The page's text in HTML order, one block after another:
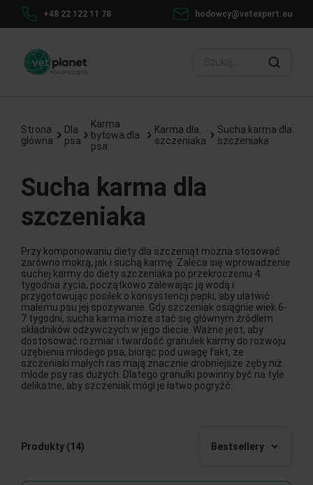
+48 22 122 11 78 hodowcy@vetexpert.eu
Strona
główna
Dla
psa
Karma
bytowa dla
psa
Karma dla
szczeniaka
Sucha karma dla
szczeniaka
Sucha karma dla
szczeniaka
Przy komponowaniu diety dla szczeniąt można stosować
zarówno mokrą, jak i suchą karmę. Zaleca się wprowadzenie
suchej karmy do diety szczeniaka po przekroczeniu 4.
tygodnia życia, początkowo zalewając ją wodą i
przygotowując posiłek o konsystencji papki, aby ułatwić
małemu psu jej spożywanie. Gdy szczeniak osiągnie wiek 6-
7 tygodni, sucha karma może stać się głównym źródłem
składników odżywczych w jego diecie. Ważne jest, aby
dostosować rozmiar i twardość granulek karmy do rozwoju
uzębienia młodego psa, biorąc pod uwagę fakt, że
szczeniaki małych ras mają znacznie drobniejsze zęby niż
młode psy ras dużych. Dlatego granulki powinny być na tyle
delikatne, aby szczeniak mógł je łatwo pogryźć.
Produkty (14) Bestsellery